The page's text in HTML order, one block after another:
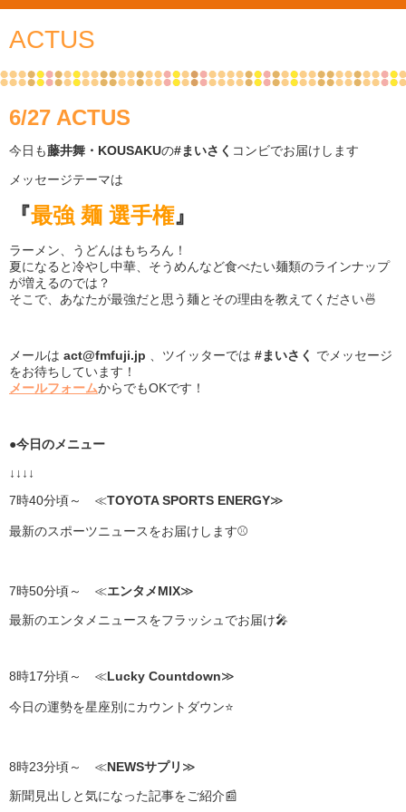
ACTUS
6/27 ACTUS
今日も藤井舞・KOUSAKUの#まいさく コンビでお届けします
メッセージテーマは
『最強 麺 選手権』
ラーメン、うどんはもちろん！
夏になると冷やし中華、そうめんなど食べたい麺類のラインナップ
が増えるのでは？
そこで、あなたが最強だと思う麺とその理由を教えてください🍜
メールは act@fmfuji.jp 、ツイッターでは #まいさく でメッセージ
をお待ちしています！
メールフォームからでもOKです！
●今日のメニュー
↓↓↓↓
7時40分頃～ ≪TOYOTA SPORTS ENERGY≫
最新のスポーツニュースをお届けします⚾
7時50分頃～ ≪エンタメMIX≫
最新のエンタメニュースをフラッシュでお届け🎤
8時17分頃～ ≪Lucky Countdown≫
今日の運勢を星座別にカウントダウン⭐
8時23分頃～ ≪NEWSサプリ ≫
新聞見出しと気になった記事をご紹介📰